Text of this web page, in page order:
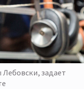
Лебовски, задает